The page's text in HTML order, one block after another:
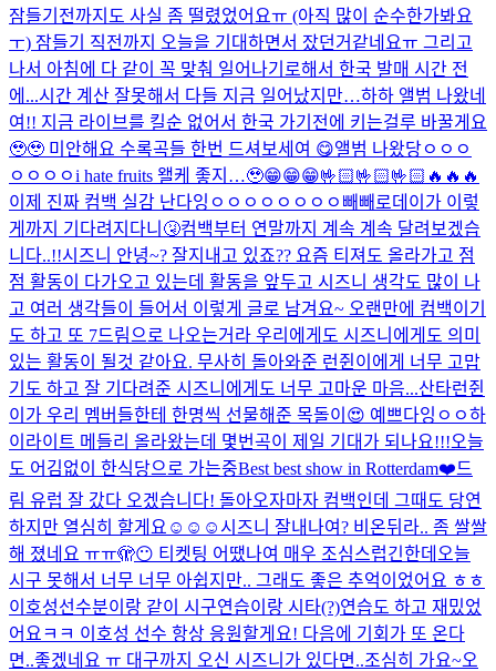
잠들기전까지도 사실 좀 떨렸었어요ㅠ (아직 많이 순수한가봐요
ㅜ) 잠들기 직전까지 오늘을 기대하면서 잤던거같네요ㅠ 그리고
나서 아침에 다 같이 꼭 맞춰 일어나기로해서 한국 발매 시간 전
에...시간 계산 잘못해서 다들 지금 일어났지만…하하 앨범 나왔네
여!! 지금 라이브를 킬순 없어서 한국 가기전에 키는걸루 바꿀게요
🥹🥹 미안해요 수록곡들 한번 드셔보세여 😋앨범 나왔당ㅇㅇㅇ
ㅇㅇㅇㅇi hate fruits 왤케 좋지…🥹😁😁😁🤟🏻🤟🏻🤟🏻🔥🔥🔥
이제 진짜 컴백 실감 난다잉ㅇㅇㅇㅇㅇㅇㅇㅇ 빼빼로데이가 이렇
게까지 기다려지다니🤧컴백부터 연말까지 계속 계속 달려보겠습
니다..!!시즈니 안녕~? 잘지내고 있죠?? 요즘 티져도 올라가고 점
점 활동이 다가오고 있는데 활동을 앞두고 시즈니 생각도 많이 나
고 여러 생각들이 들어서 이렇게 글로 남겨요~ 오랜만에 컴백이기
도 하고 또 7드림으로 나오는거라 우리에게도 시즈니에게도 의미
있는 활동이 될것 같아요. 무사히 돌아와준 런쥔이에게 너무 고맙
기도 하고 잘 기다려준 시즈니에게도 너무 고마운 마음...산타런쥔
이가 우리 멤버들한테 한명씩 선물해준 목돌이😍 예쁘다잉ㅇㅇ하
이라이트 메들리 올라왔는데 몇번곡이 제일 기대가 되나요!!!오늘
도 어김없이 한식당으로 가는중Best best show in Rotterdam❤️드
림 유럽 잘 갔다 오겠습니다! 돌아오자마자 컴백인데 그때도 당연
하지만 열심히 할게요☺️☺️☺️ 시즈니 잘내나여? 비온뒤라.. 좀 쌀쌀
해 졌네요 ㅠㅠ🫣😶 티켓팅 어땠나여 매우 조심스럽긴한데 오늘
시구 못해서 너무 너무 아쉽지만.. 그래도 좋은 추억이었어요 ㅎㅎ
이호성선수분이랑 같이 시구연습이랑 시타(?)연습도 하고 재밌었
어요ㅋㅋ 이호성 선수 항상 응원할게요! 다음에 기회가 또 온다
면..좋겠네요 ㅠ 대구까지 오신 시즈니가 있다면..조심히 가요~오